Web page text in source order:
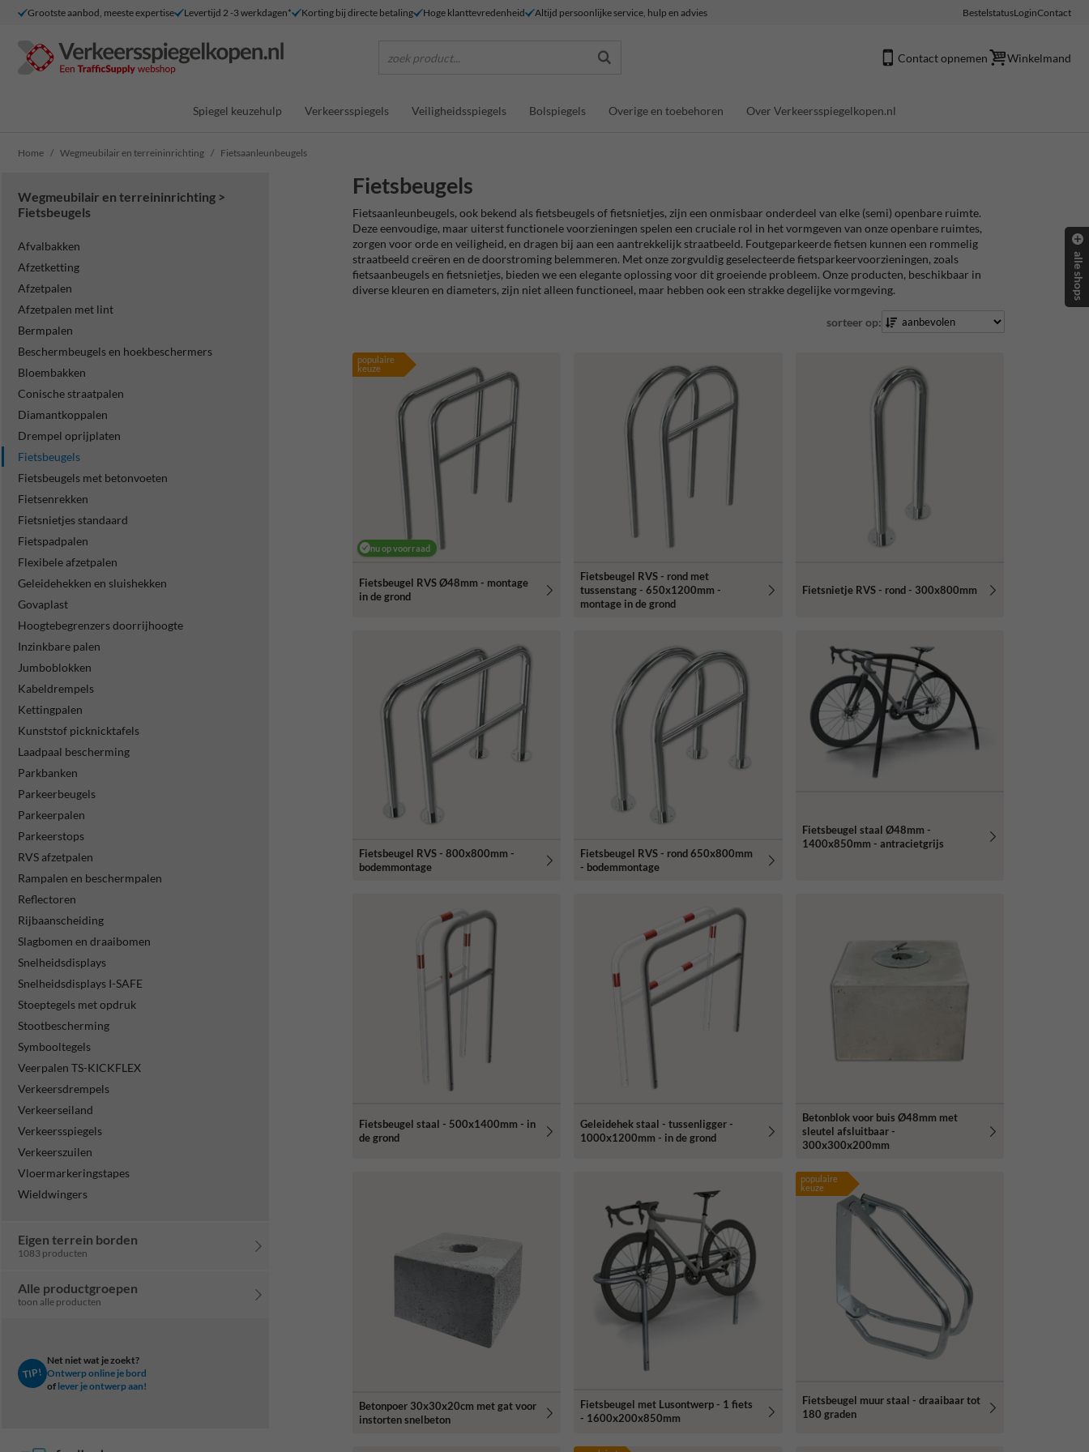
Grootste aanbod, meeste expertise Levertijd 2 -3 werkdagen* Korting bij directe betaling Hoge klanttevredenheid Altijd persoonlijke service, hulp en advies BestelstatusLoginContact
zoek product... Contact opnemen Winkelmand
Spiegel keuzehulp Verkeersspiegels Veiligheidsspiegels Bolspiegels Overige en toebehoren Over Verkeersspiegelkopen.nl
Home Wegmeubilair en terreininrichting Fietsaanleunbeugels
Wegmeubilair en terreininrichting >
Fietsbeugels
Afvalbakken
Afzetketting
Afzetpalen
Afzetpalen met lint
Bermpalen
Beschermbeugels en hoekbeschermers
Bloembakken
Conische straatpalen
Diamantkoppalen
Drempel oprijplaten
Fietsbeugels
Fietsbeugels met betonvoeten
Fietsenrekken
Fietsnietjes standaard
Fietspadpalen
Flexibele afzetpalen
Geleidehekken en sluishekken
Govaplast
Hoogtebegrenzers doorrijhoogte
Inzinkbare palen
Jumboblokken
Kabeldrempels
Kettingpalen
Kunststof picknicktafels
Laadpaal bescherming
Parkbanken
Parkeerbeugels
Parkeerpalen
Parkeerstops
RVS afzetpalen
Rampalen en beschermpalen
Reflectoren
Rijbaanscheiding
Slagbomen en draaibomen
Snelheidsdisplays
Snelheidsdisplays I-SAFE
Stoeptegels met opdruk
Stootbescherming
Symbooltegels
Veerpalen TS-KICKFLEX
Verkeersdrempels
Verkeerseiland
Verkeersspiegels
Verkeerszuilen
Vloermarkeringstapes
Wieldwingers
Eigen terrein borden
1083 producten
Alle productgroepen
toon alle producten
TIP!
Net niet wat je zoekt?
Ontwerp online je bord
of lever je ontwerp aan!
Fietsbeugels
Fietsaanleunbeugels, ook bekend als fietsbeugels of fietsnietjes, zijn een onmisbaar onderdeel van elke (semi) openbare ruimte.
Deze eenvoudige, maar uiterst functionele voorzieningen spelen een cruciale rol in het vormgeven van onze openbare ruimtes,
zorgen voor orde en veiligheid, en dragen bij aan een aantrekkelijk straatbeeld. Foutgeparkeerde fietsen kunnen een rommelig
straatbeeld creëren en de doorstroming belemmeren. Met onze zorgvuldig geselecteerde fietsparkeervoorzieningen, zoals
fietsaanbeugels en fietsnietjes, bieden we een elegante oplossing voor dit groeiende probleem. Onze producten, beschikbaar in
diverse kleuren en diameters, zijn niet alleen functioneel, maar hebben ook een strakke degelijke vormgeving.
sorteer op:
populaire
keuze
nu op voorraad
Fietsbeugel RVS Ø48mm - montage
in de grond
Fietsbeugel RVS - rond met
tussenstang - 650x1200mm -
montage in de grond
Fietsnietje RVS - rond - 300x800mm
Fietsbeugel RVS - 800x800mm -
bodemmontage
Fietsbeugel RVS - rond 650x800mm
- bodemmontage
Fietsbeugel staal Ø48mm -
1400x850mm - antracietgrijs
Fietsbeugel staal - 500x1400mm - in
de grond
Geleidehek staal - tussenligger -
1000x1200mm - in de grond
Betonblok voor buis Ø48mm met
sleutel afsluitbaar -
300x300x200mm
Betonpoer 30x30x20cm met gat voor
instorten snelbeton
Fietsbeugel met Lusontwerp - 1 fiets
- 1600x200x850mm
populaire
keuze
Fietsbeugel muur staal - draaibaar tot
180 graden
alle shops